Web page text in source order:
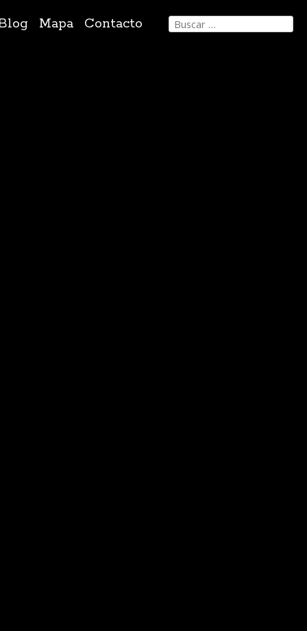
Mapa Contacto Buscar: